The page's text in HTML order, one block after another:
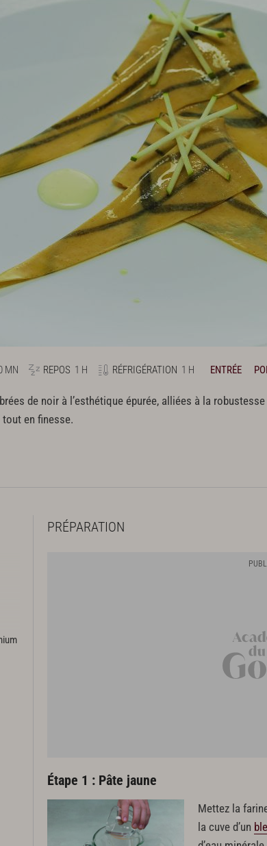
MN REPOS 1 H RÉFRIGÉRATION 1 H ENTRÉE
de noir à l’esthétique épurée, alliées à la
tout en finesse.
PRÉPARATION
Étape 1 : Pâte jaune
Mettez la
la cuve d’un